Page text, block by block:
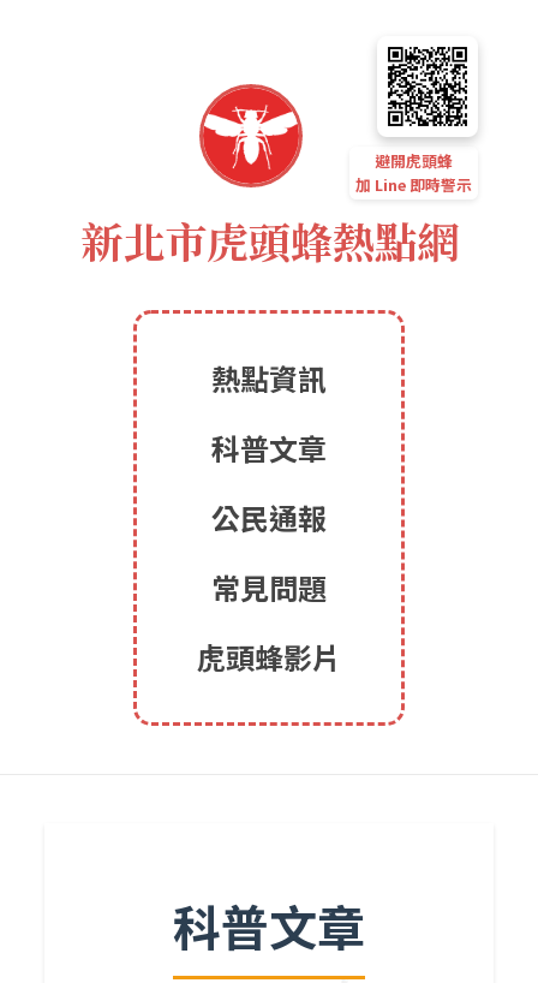
新北市虎頭蜂熱點網
熱點資訊
科普文章
公民通報
常見問題
虎頭蜂影片
避開虎頭蜂
加 Line 即時警示
科普文章